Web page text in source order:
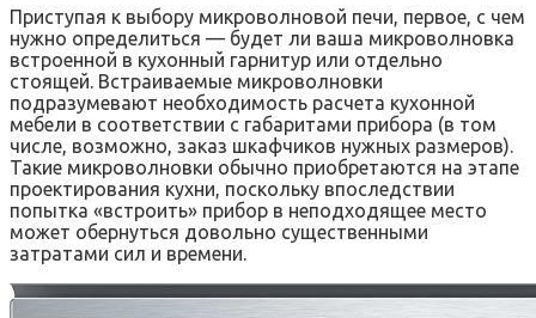
Приступая к выбору микроволновой печи, первое, с чем
нужно определиться — будет ли ваша микроволновка
встроенной в кухонный гарнитур или отдельно
стоящей. Встраиваемые микроволновки
подразумевают необходимость расчета кухонной
мебели в соответствии с габаритами прибора (в том
числе, возможно, заказ шкафчиков нужных размеров).
Такие микроволновки обычно приобретаются на этапе
проектирования кухни, поскольку впоследствии
попытка «встроить» прибор в неподходящее место
может обернуться довольно существенными
затратами сил и времени.